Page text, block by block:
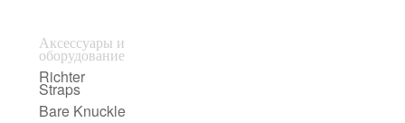
Аксессуары и
оборудование
Richter
Straps
Bare Knuckle